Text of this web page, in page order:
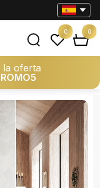
la oferta
0 0